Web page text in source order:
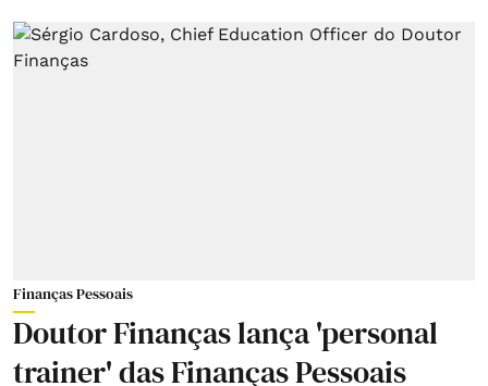
Finanças Pessoais
Doutor Finanças lança 'personal
trainer' das Finanças Pessoais